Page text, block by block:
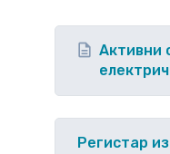
Активни
Регистар